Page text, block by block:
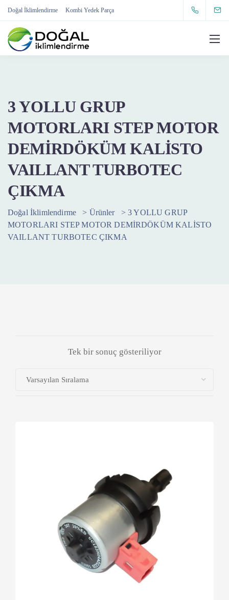
Doğal İklimlendirme Kombi Yedek Parça
3 YOLLU GRUP
MOTORLARI STEP MOTOR
DEMİRDÖKÜM KALİSTO
VAILLANT TURBOTEC
ÇIKMA
Doğal İklimlendirme > Ürünler >3 YOLLU GRUP
MOTORLARI STEP MOTOR DEMİRDÖKÜM KALİSTO
VAILLANT TURBOTEC ÇIKMA
Tek bir sonuç gösteriliyor